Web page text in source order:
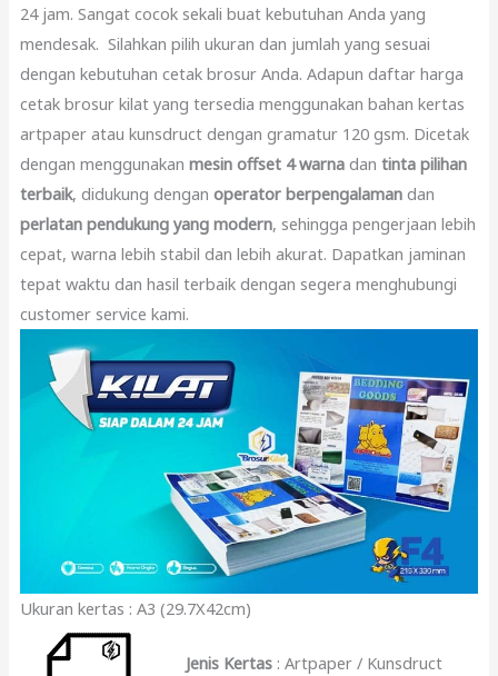
24 jam. Sangat cocok sekali buat kebutuhan Anda yang
mendesak. Silahkan pilih ukuran dan jumlah yang sesuai
dengan kebutuhan cetak brosur Anda. Adapun daftar harga
cetak brosur kilat yang tersedia menggunakan bahan kertas
artpaper atau kunsdruct dengan gramatur 120 gsm. Dicetak
dengan menggunakan mesin offset 4 warnadan tinta pilihan
terbaik, didukung dengan operator berpengalamandan
perlatan pendukung yang modern, sehingga pengerjaan lebih
cepat, warna lebih stabil dan lebih akurat. Dapatkan jaminan
tepat waktu dan hasil terbaik dengan segera menghubungi
customer service kami.
Ukuran kertas : A3 (29.7X42cm)
Jenis Kertas: Artpaper / Kunsdruct